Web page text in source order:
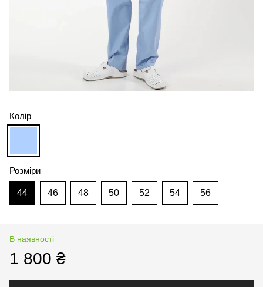
Колір
Розміри
44 46 48 50 52 54 56
В наявності
1 800 ₴